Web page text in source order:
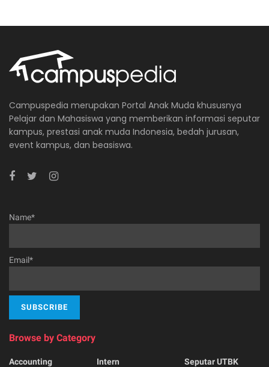
Campuspedia merupakan Portal Anak Muda khususnya
Pelajar dan Mahasiswa yang memberikan informasi seputar
kampus, prestasi anak muda Indonesia, bedah jurusan,
event kampus, dan beasiswa.
Name*
Email*
Browse by Category
Accounting
Intern
Seputar UTBK